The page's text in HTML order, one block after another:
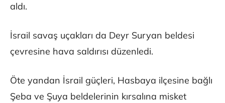
aldı.
İsrail savaş uçakları da Deyr Suryan beldesi
çevresine hava saldırısı düzenledi.
Öte yandan İsrail güçleri, Hasbaya ilçesine bağlı
Şeba ve Şuya beldelerinin kırsalına misket